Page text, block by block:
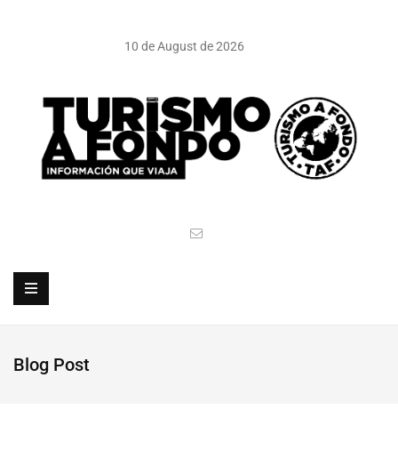
10 de August de 2026
Blog Post